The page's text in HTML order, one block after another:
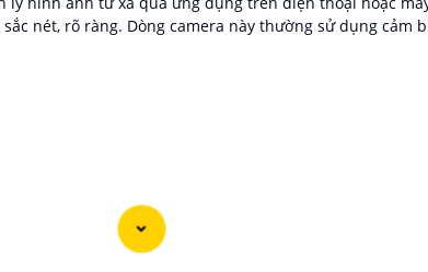
nét, rõ ràng. Dòng camera này thường sử dụng cảm
mà không cần lo lắng về không gian lưu trữ.
nét cao, chức năng xem lại dễ dàng, và khả